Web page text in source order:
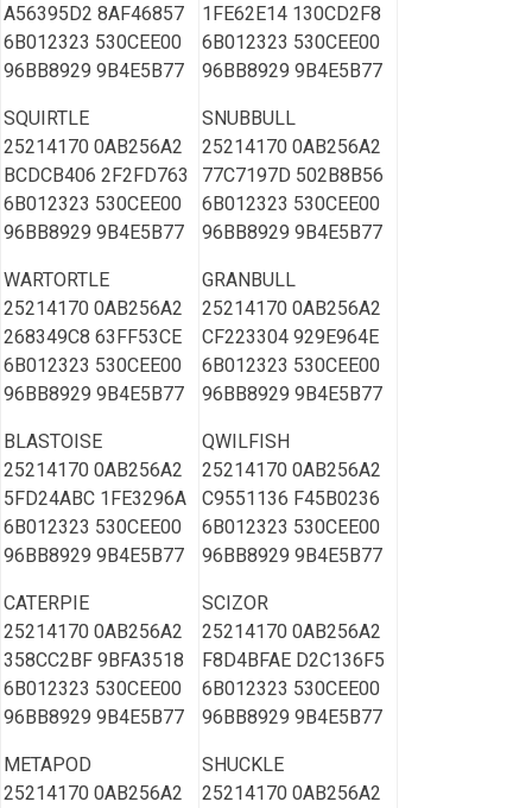
A56395D2 8AF46857
6B012323 530CEE00
96BB8929 9B4E5B77
SQUIRTLE
25214170 0AB256A2
BCDCB406 2F2FD763
6B012323 530CEE00
96BB8929 9B4E5B77
WARTORTLE
25214170 0AB256A2
268349C8 63FF53CE
6B012323 530CEE00
96BB8929 9B4E5B77
BLASTOISE
25214170 0AB256A2
5FD24ABC 1FE3296A
6B012323 530CEE00
96BB8929 9B4E5B77
CATERPIE
25214170 0AB256A2
358CC2BF 9BFA3518
6B012323 530CEE00
96BB8929 9B4E5B77
METAPOD
25214170 0AB256A2
1FE62E14 130CD2F8
6B012323 530CEE00
96BB8929 9B4E5B77
SNUBBULL
25214170 0AB256A2
77C7197D 502B8B56
6B012323 530CEE00
96BB8929 9B4E5B77
GRANBULL
25214170 0AB256A2
CF223304 929E964E
6B012323 530CEE00
96BB8929 9B4E5B77
QWILFISH
25214170 0AB256A2
C9551136 F45B0236
6B012323 530CEE00
96BB8929 9B4E5B77
SCIZOR
25214170 0AB256A2
F8D4BFAE D2C136F5
6B012323 530CEE00
96BB8929 9B4E5B77
SHUCKLE
25214170 0AB256A2